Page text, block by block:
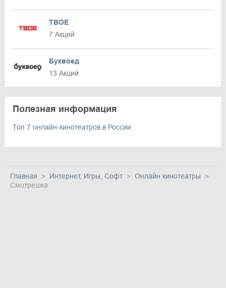
ТВОЕ
7 Акций
Буквоед
13 Акций
Полезная информация
Топ 7 онлайн-кинотеатров в России
Главная Интернет, Игры, Софт
Онлайн кинотеатры
Смотрешка